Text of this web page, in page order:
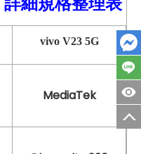
vivo V23 5G
MediaTek